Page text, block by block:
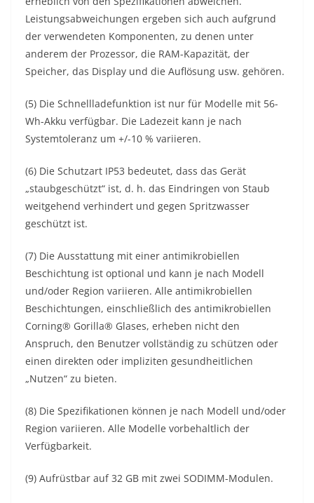
Leistungsabweichungen ergeben sich auch aufgrund
der verwendeten Komponenten, zu denen unter
anderem der Prozessor, die RAM-Kapazität, der
Speicher, das Display und die Auflösung usw. gehören.
(5) Die Schnellladefunktion ist nur für Modelle mit 56-
Wh-Akku verfügbar. Die Ladezeit kann je nach
Systemtoleranz um +/-10 % variieren.
(6) Die Schutzart IP53 bedeutet, dass das Gerät
„staubgeschützt“ ist, d. h. das Eindringen von Staub
weitgehend verhindert und gegen Spritzwasser
geschützt ist.
(7) Die Ausstattung mit einer antimikrobiellen
Beschichtung ist optional und kann je nach Modell
und/oder Region variieren. Alle antimikrobiellen
Beschichtungen, einschließlich des antimikrobiellen
Corning® Gorilla® Glases, erheben nicht den
Anspruch, den Benutzer vollständig zu schützen oder
einen direkten oder impliziten gesundheitlichen
„Nutzen“ zu bieten.
(8) Die Spezifikationen können je nach Modell und/oder
Region variieren. Alle Modelle vorbehaltlich der
Verfügbarkeit.
(9) Aufrüstbar auf 32 GB mit zwei SODIMM-Modulen.